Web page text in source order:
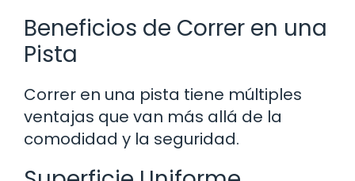
Beneficios de Correr en una
Pista
Correr en una pista tiene múltiples
ventajas que van más allá de la
comodidad y la seguridad.